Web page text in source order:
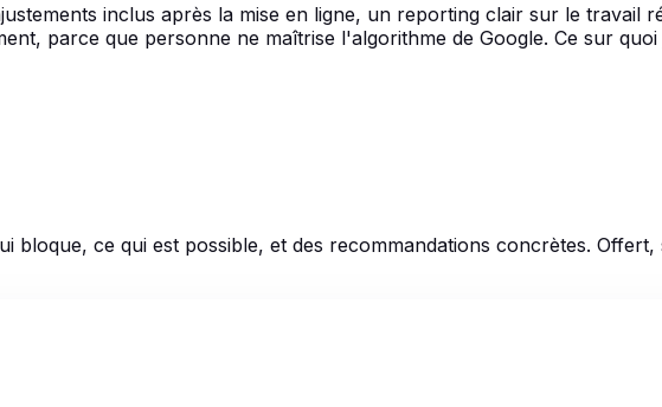
inclus après la mise en ligne, un reporting clair sur le travail
parce que personne ne maîtrise l'algorithme de Google. Ce sur
bloque, ce qui est possible, et des recommandations concrètes.